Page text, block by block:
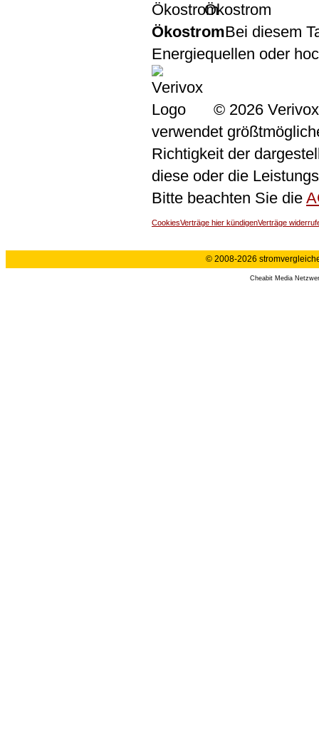
Ökostrom
ÖkostromBei diesem
Energiequellen oder
© 2026
verwendet
Richtigkeit der
diese oder die
Bitte beachten Sie die
CookiesVerträge hier kündigenVerträge
© 2008-2026
Cheabit Media